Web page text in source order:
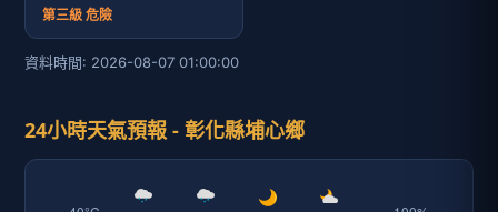
第三級 危險
資料時間: 2026-08-07 01:00:00
24小時天氣預報 - 彰化縣埔心鄉